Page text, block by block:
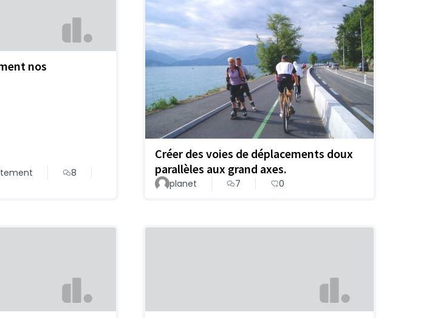
nos
8
Créer des voies de déplacements doux
parallèles aux grand axes.
planet 7 0